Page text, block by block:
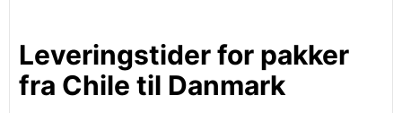
Leveringstider for pakker
fra Chile til Danmark